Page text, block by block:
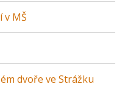
v MŠ
dvoře ve Strážku